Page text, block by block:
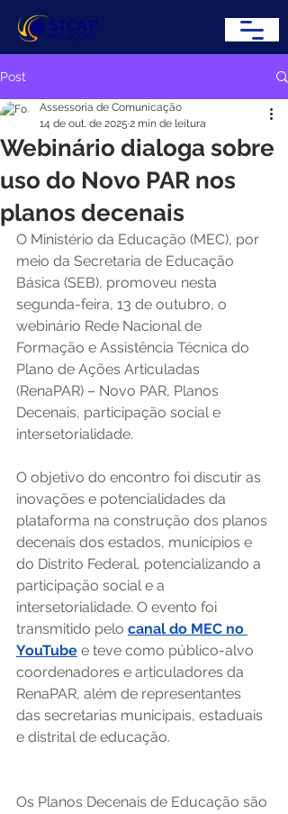
Post
Webinário dialoga sobre
uso do Novo PAR nos
planos decenais
Assessoria de Comunicação
14 de out. de 2025 2 min de leitura
O Ministério da Educação (MEC), por
meio da Secretaria de Educação
Básica (SEB), promoveu nesta
segunda-feira, 13 de outubro, o
webinário Rede Nacional de
Formação e Assistência Técnica do
Plano de Ações Articuladas
(RenaPAR) – Novo PAR, Planos
Decenais, participação social e
intersetorialidade.
O objetivo do encontro foi discutir as
inovações e potencialidades da
plataforma na construção dos planos
decenais dos estados, municípios e
do Distrito Federal, potencializando a
participação social e a
intersetorialidade. O evento foi
transmitido pelo canal do MEC no
YouTube e teve como público-alvo
coordenadores e articuladores da
RenaPAR, além de representantes
das secretarias municipais, estaduais
e distrital de educação.
Os Planos Decenais de Educação são